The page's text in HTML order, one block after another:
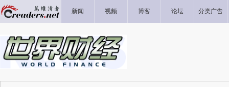
新闻 视频 博客 论坛 分类广告